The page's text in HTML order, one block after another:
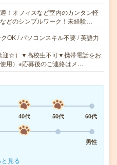
！オフィスなど室内のカンタン軽
どのシンプルワーク！未経験…
OK / パソコンスキル不要 / 英語力
迎☆）▼高校生不可▼携帯電話をお
用）※応募後のご連絡はメ…
40代 50代
60代
男性
と見る